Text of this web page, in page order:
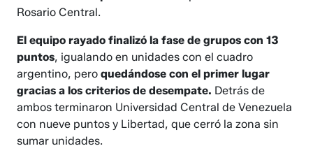
Rosario Central.
El equipo rayado finalizó la fase de grupos con 13
puntos, igualando en unidades con el cuadro
argentino, peroquedándose con el primer lugar
gracias a los criterios de desempate. Detrás de
ambos terminaron Universidad Central de Venezuela
con nueve puntos y Libertad, que cerró la zona sin
sumar unidades.